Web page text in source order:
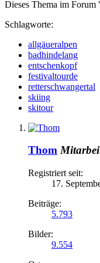
Dieses Thema im Forum
Schlagworte:
allgäueralpen
badhindelang
entschenkopf
festivaltourde
retterschwangertal
skiing
skitour
Thom
Registriert seit:
17.
Beiträge:
5.793
Bilder:
9.554